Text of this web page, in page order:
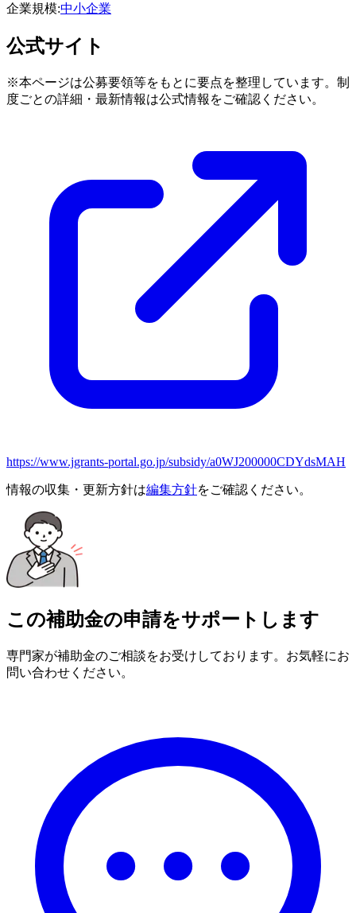
企業規模:中小企業
公式サイト
※本ページは公募要領等をもとに要点を整理しています。制
度ごとの詳細・最新情報は公式情報をご確認ください。
https://www.jgrants-portal.go.jp/subsidy/a0WJ200000CDYdsMAH
情報の収集・更新方針は編集方針をご確認ください。
この補助金の申請をサポートします
専門家が補助金のご相談をお受けしております。お気軽にお
問い合わせください。